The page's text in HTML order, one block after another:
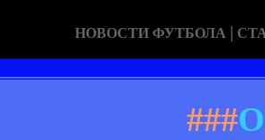
НОВОСТИ ФУТБОЛА |
###